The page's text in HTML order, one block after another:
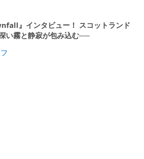
』インタビュー！ スコットランド
い霧と静寂が包み込む──